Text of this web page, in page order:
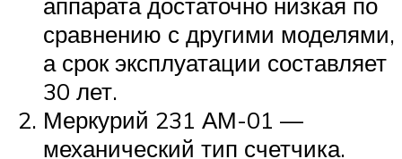
сравнению с другими моделями,
а срок эксплуатации составляет
30 лет.
Меркурий 231 АМ-01 —
механический тип счетчика.